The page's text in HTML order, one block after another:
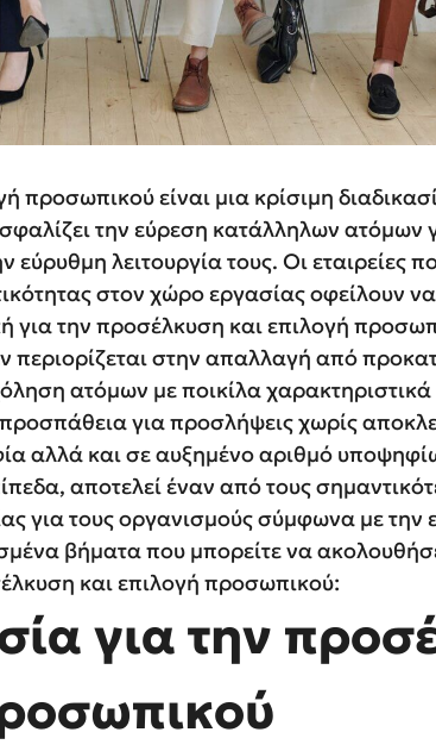
είναι μια κρίσιμη
την εύρεση κατάλληλων ατόμων
εύρυθμη λειτουργία τους. Οι εταιρείες
στον χώρο εργασίας οφείλουν
για την προσέλκυση και επιλογή
περιορίζεται στην απαλλαγή από
ατόμων με ποικίλα χαρακτηριστικά
για προσλήψεις χωρίς
αλλά και σε αυξημένο αριθμό
αποτελεί έναν από τους
για τους οργανισμούς σύμφωνα με την
βήματα που μπορείτε να
και επιλογή προσωπικού:
για την